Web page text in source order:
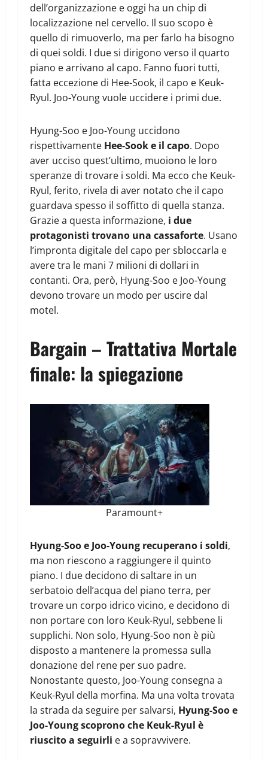
dell’organizzazione e oggi ha un chip di
localizzazione nel cervello. Il suo scopo è
quello di rimuoverlo, ma per farlo ha bisogno
di quei soldi. I due si dirigono verso il quarto
piano e arrivano al capo. Fanno fuori tutti,
fatta eccezione di Hee-Sook, il capo e Keuk-
Ryul. Joo-Young vuole uccidere i primi due.
Hyung-Soo e Joo-Young uccidono
rispettivamente Hee-Sook e il capo. Dopo
aver ucciso quest’ultimo, muoiono le loro
speranze di trovare i soldi. Ma ecco che Keuk-
Ryul, ferito, rivela di aver notato che il capo
guardava spesso il soffitto di quella stanza.
Grazie a questa informazione, i due
protagonisti trovano una cassaforte. Usano
l’impronta digitale del capo per sbloccarla e
avere tra le mani 7 milioni di dollari in
contanti. Ora, però, Hyung-Soo e Joo-Young
devono trovare un modo per uscire dal
motel.
Bargain – Trattativa Mortale
finale: la spiegazione
Paramount+
Hyung-Soo e Joo-Young recuperano i soldi,
ma non riescono a raggiungere il quinto
piano. I due decidono di saltare in un
serbatoio dell’acqua del piano terra, per
trovare un corpo idrico vicino, e decidono di
non portare con loro Keuk-Ryul, sebbene li
supplichi. Non solo, Hyung-Soo non è più
disposto a mantenere la promessa sulla
donazione del rene per suo padre.
Nonostante questo, Joo-Young consegna a
Keuk-Ryul della morfina. Ma una volta trovata
la strada da seguire per salvarsi, Hyung-Soo e
Joo-Young scoprono che Keuk-Ryul è
riuscito a seguirli e a sopravvivere.